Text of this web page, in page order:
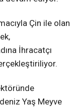
Çin ile olan
İhracatçı
Yaş Meyve